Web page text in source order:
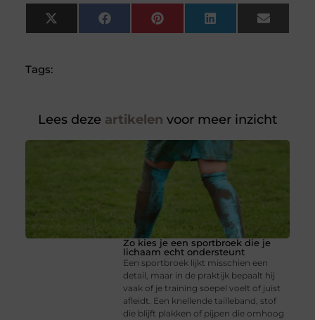
X
(Twitter)
FacebookPinterest LinkedIn Email
Tags:
Lees deze artikelen voor meer inzicht
Zo kies je een sportbroek die je
lichaam echt ondersteunt
Een sportbroek lijkt misschien een
detail, maar in de praktijk bepaalt hij
vaak of je training soepel voelt of juist
afleidt. Een knellende tailleband, stof
die blijft plakken of pijpen die omhoog